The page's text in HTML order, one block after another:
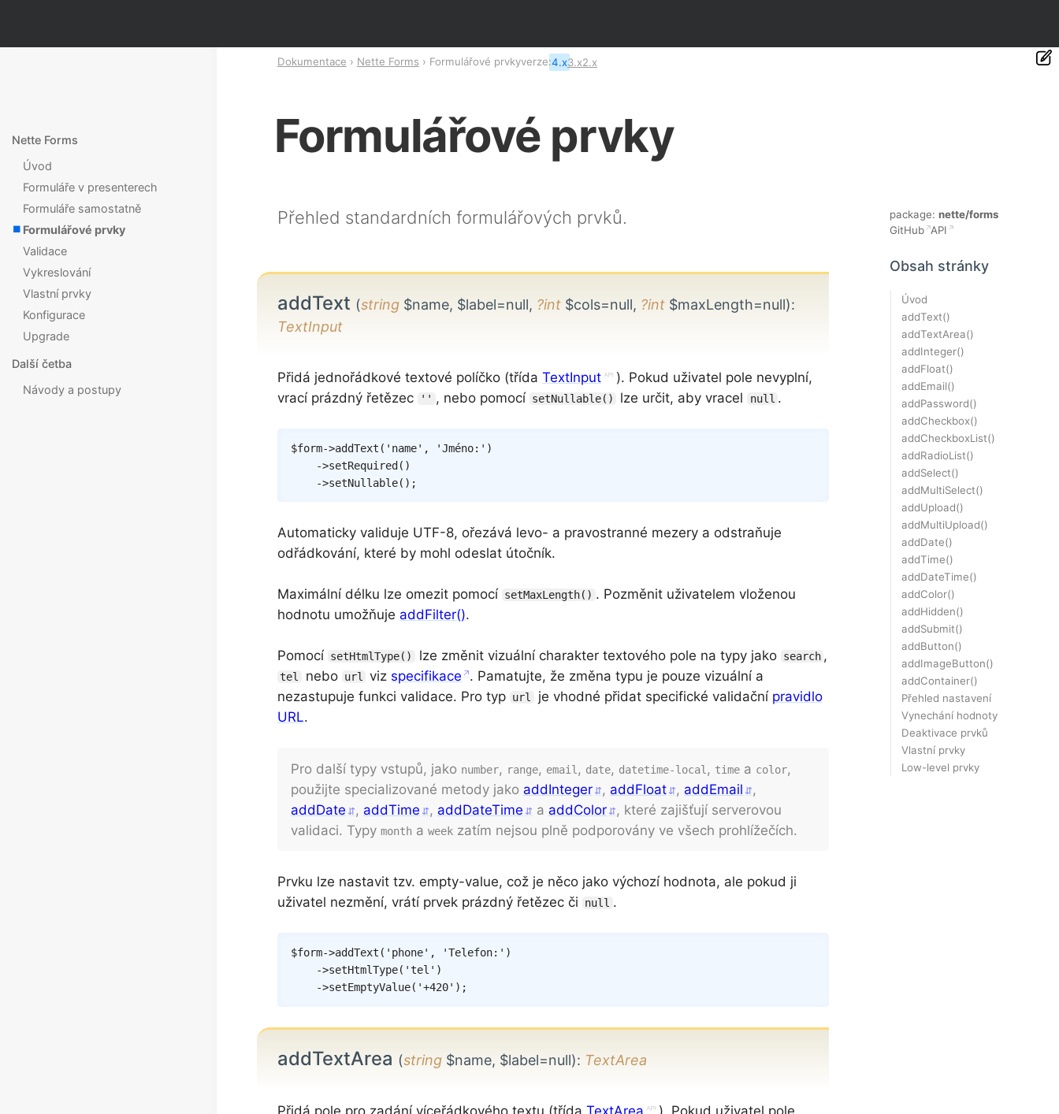
Formulářové prvky
Přehled standardních formulářových prvků.
addText (string$name, $label=null, ?int$cols=null, ?int$maxLength=null):
TextInput
Přidá jednořádkové textové políčko (třída TextInput
). Pokud uživatel pole nevyplní,
vrací prázdný řetězec
'' , nebo pomocí setNullable() lze určit, aby vracel null .
$form->addText ( 'name' , 'Jméno:' )
->setRequired( )
->setNullable( ) ;
Automaticky validuje UTF-8, ořezává levo- a pravostranné mezery a odstraňuje
odřádkování, které by mohl odeslat útočník.
Maximální délku lze omezit pomocí setMaxLength() . Pozměnit uživatelem vloženou
hodnotu umožňuje addFilter().
Pomocí setHtmlType() lze změnit vizuální charakter textového pole na typy jako search ,
tel nebo url viz specifikace . Pamatujte, že změna typu je pouze vizuální a
nezastupuje funkci validace. Pro typ url je vhodné přidat specifické validační pravidlo
URL.
Pro další typy vstupů, jako number, range, email , date, datetime-local , timea color,
použijte specializované metody jako addInteger , addFloat , addEmail
,
addDate
, addTime , addDateTime a addColor
, které zajišťují serverovou
validaci. Typy month a weekzatím nejsou plně podporovány ve všech prohlížečích.
Prvku lze nastavit tzv. empty-value, což je něco jako výchozí hodnota, ale pokud ji
uživatel nezmění, vrátí prvek prázdný řetězec či
null .
$form->addText ( 'phone' , 'Telefon:' )
->setHtmlType( 'tel' )
->setEmptyValue( '+420' ) ;
addTextArea (string$name, $label=null): TextArea
Přidá pole pro zadání víceřádkového textu (třída TextArea
). Pokud uživatel pole
Dokumentace Nette Forms Formulářové prvkyverze:4.x3.x2.x
Nette Forms
Úvod
Formuláře v presenterech
Formuláře samostatně
Formulářové prvky
Validace
Vykreslování
Vlastní prvky
Konfigurace
Upgrade
Další četba
Návody a postupy
package: nette/forms
GitHub API
Obsah stránky
Úvod
addText()
addTextArea()
addInteger()
addFloat()
addEmail()
addPassword()
addCheckbox()
addCheckboxList()
addRadioList()
addSelect()
addMultiSelect()
addUpload()
addMultiUpload()
addDate()
addTime()
addDateTime()
addColor()
addHidden()
addSubmit()
addButton()
addImageButton()
addContainer()
Přehled nastavení
Vynechání hodnoty
Deaktivace prvků
Vlastní prvky
Low-level prvky